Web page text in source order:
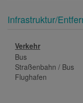
Infrastruktur/
Verkehr
Bus
Straßenbahn / Bus
Flughafen